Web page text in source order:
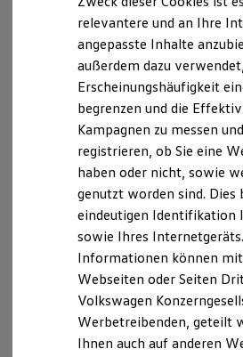
Kurzfahrprofile und
XTL-Dieselkraftstoff
Ersatzteile und
Original Zubehör und
myVolkswagen
myVolkswagen Business
Elektrisch & Autonom
Elektro - & Hybridfahrzeuge
Unser Ansatz
Klimafreundlicher
Reichweite & Ladelösungen
Reichweitensimulator
Ladezeitensimulator
Ladelösungen für
Ladelösungen für
Wallbox und
Förderung & Kosten der
Fördermöglichkeiten
Fördermöglichkeiten
Nasshaftung
Je besser die Nasshaftung Ihrer
Bremsweg auf einer nassen
verlängert sich schon bei 80 km/h
nächsten um 3 bis 6 m.
relevantere und an Ihre
angepasste Inhalte
außerdem dazu
Erscheinungshäufigkeit
begrenzen und die
Kampagnen zu messen
registrieren, ob Sie eine
haben oder nicht, sowie
genutzt worden sind. Dies
eindeutigen Identifikation
sowie Ihres
Informationen können
Webseiten oder Seiten
Volkswagen
Werbetreibenden, geteilt
Ihnen auch auf anderen